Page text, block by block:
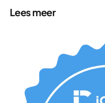
Lees meer